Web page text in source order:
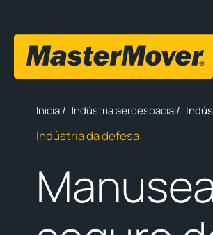
Inicial/ Indústria aeroespacial/
Indústria da defesa